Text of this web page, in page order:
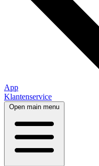
App
Klantenservice
Open main menu